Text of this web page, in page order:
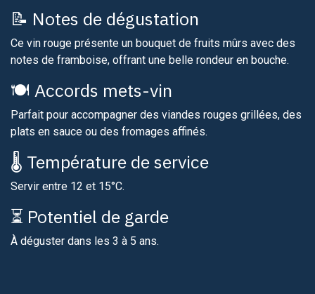
📝 Notes de dégustation
Ce vin rouge présente un bouquet de fruits mûrs avec des
notes de framboise, offrant une belle rondeur en bouche.
🍽️ Accords mets-vin
Parfait pour accompagner des viandes rouges grillées, des
plats en sauce ou des fromages affinés.​
🌡️ Température de service
Servir entre 12 et 15°C.​
⏳ Potentiel de garde
À déguster dans les 3 à 5 ans.​